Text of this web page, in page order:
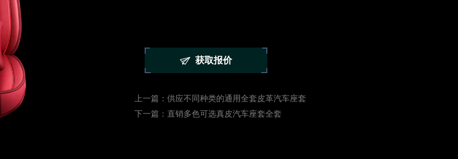
获取报价
上一篇： 供应不同种类的通用全套皮革汽车座套
下一篇： 直销多色可选真皮汽车座套全套